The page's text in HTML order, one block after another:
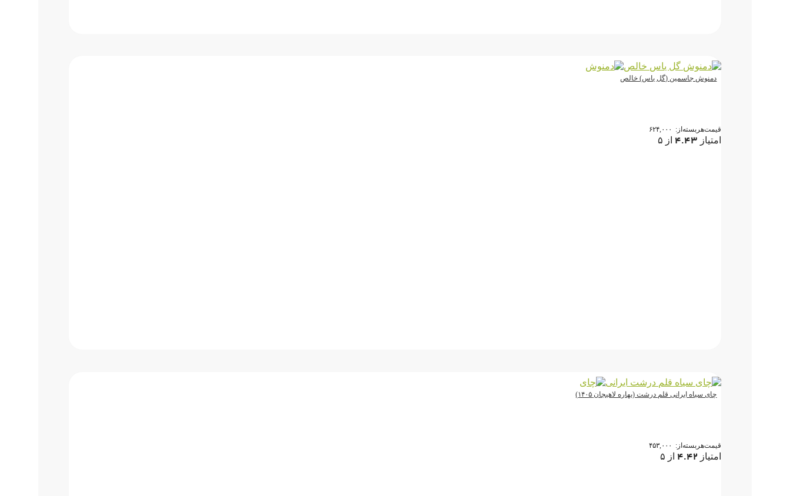
دمنوش جاسمین (گل یاس) خالص
قیمت‌هر‌بسته‌از: ۶۲۴,۰۰۰
امتیاز ۴.۴۳ از ۵
چای سیاه ایرانی قلم درشت (بهاره لاهیجان ۱۴۰۵)
قیمت‌هر‌بسته‌از: ۴۵۳,۰۰۰
امتیاز ۴.۴۲ از ۵